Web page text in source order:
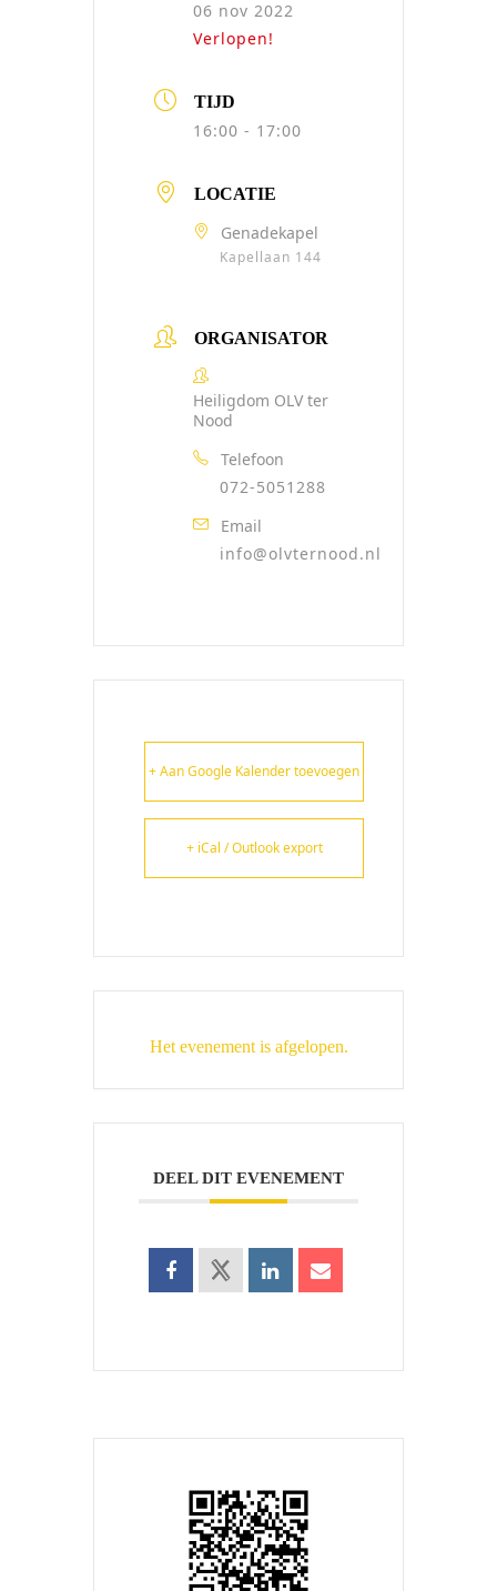
06 nov 2022
Verlopen!
TIJD
16:00 - 17:00
LOCATIE
Genadekapel
Kapellaan 144
ORGANISATOR
Heiligdom OLV ter
Nood
Telefoon
072-5051288
Email
info@olvternood.nl
+ Aan Google Kalender toevoegen
+ iCal / Outlook export
Het evenement is afgelopen.
DEEL DIT EVENEMENT